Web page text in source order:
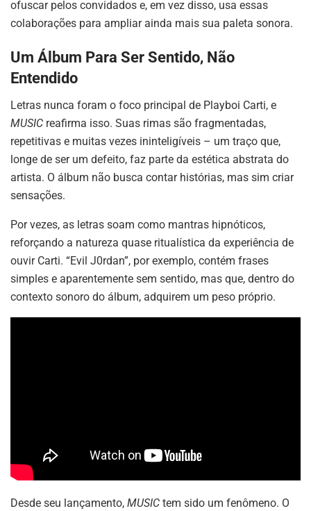
ofuscar pelos convidados e, em vez disso, usa essas
colaborações para ampliar ainda mais sua paleta sonora.
Um Álbum Para Ser Sentido, Não
Entendido
Letras nunca foram o foco principal de Playboi Carti, e
MUSIC reafirma isso. Suas rimas são fragmentadas,
repetitivas e muitas vezes ininteligíveis – um traço que,
longe de ser um defeito, faz parte da estética abstrata do
artista. O álbum não busca contar histórias, mas sim criar
sensações.
Por vezes, as letras soam como mantras hipnóticos,
reforçando a natureza quase ritualística da experiência de
ouvir Carti. “Evil J0rdan”, por exemplo, contém frases
simples e aparentemente sem sentido, mas que, dentro do
contexto sonoro do álbum, adquirem um peso próprio.
Desde seu lançamento, MUSIC tem sido um fenômeno. O